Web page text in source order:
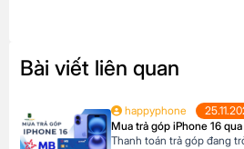
Bài viết liên quan
happyphone
Mua trả góp iPhone 16
Thanh toán trả góp đang